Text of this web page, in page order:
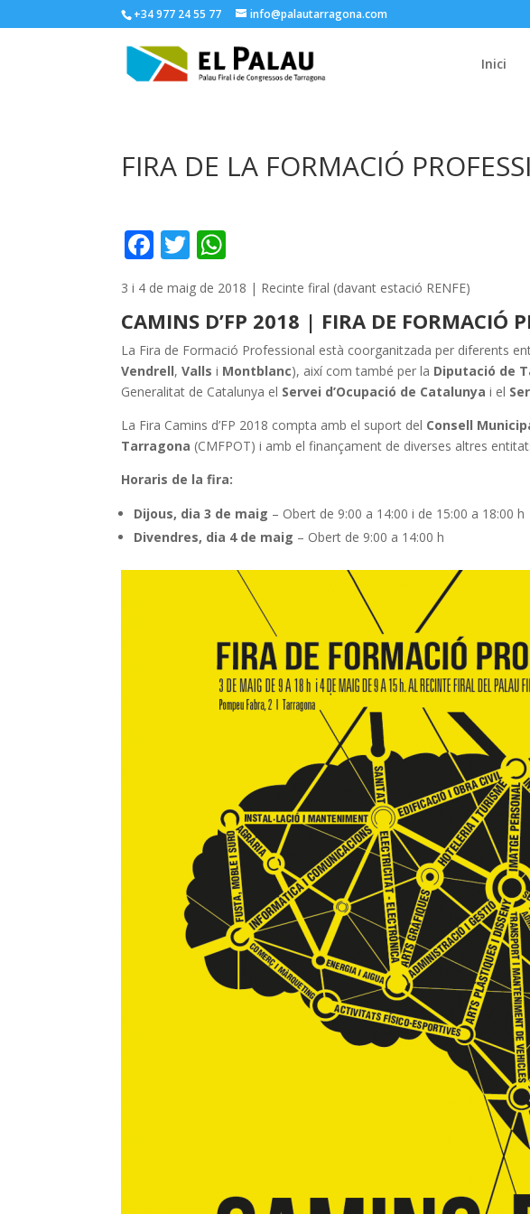
+34 977 24 55 77 info@palautarragona.com
Inici
FIRA DE LA FORMACIÓ
F
ac
e
b
o
o
k
T
w
itt
er
h
at
s
A
p
p
3 i 4 de maig de 2018 | Recinte firal (davant estació RENFE)
CAMINS D’FP 2018 | FIRA DE FORMACIÓ
La Fira de Formació Professional està coorganitzada per diferents
Vendrell,Valls i Montblanc), així com també per la Diputació de
Generalitat de Catalunya el Servei d’Ocupació de Catalunya i el
La Fira Camins d’FP 2018 compta amb el suport del Consell
Tarragona (CMFPOT) i amb el finançament de diverses altres
Horaris de la fira:
Dijous, dia 3 de maig – Obert de 9:00 a 14:00 i de 15:00 a 18:00 h
Divendres, dia 4 de maig – Obert de 9:00 a 14:00 h